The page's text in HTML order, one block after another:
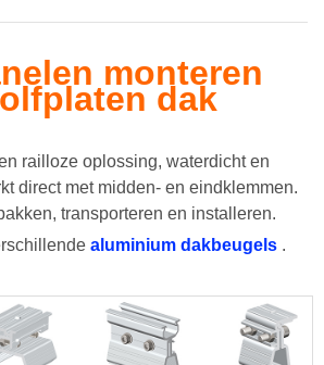
monteren
dak
railloze oplossing, waterdicht en
direct met midden- en eindklemmen.
transporteren en installeren.
aluminium dakbeugels .